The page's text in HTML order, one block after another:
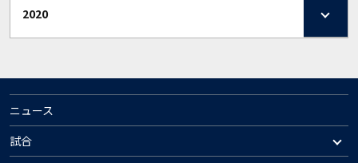
2020
ニュース
試合